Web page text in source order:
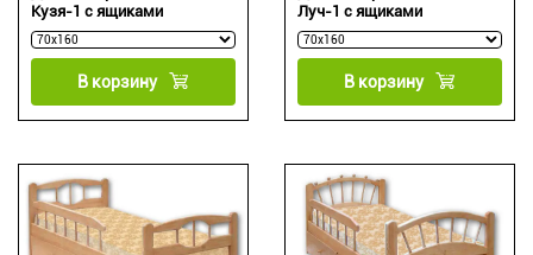
Кузя-1 с ящиками
В корзину
Луч-1 с ящиками
В корзину